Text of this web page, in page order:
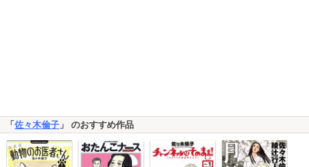
「 佐々木倫子 」 のおすすめ作品